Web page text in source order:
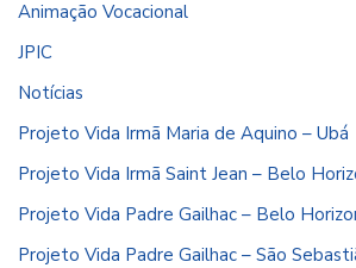
Animação Vocacional
JPIC
Notícias
Projeto Vida Irmã Maria de Aquino – Ubá
Projeto Vida Irmã Saint Jean – Belo
Projeto Vida Padre Gailhac – Belo
Projeto Vida Padre Gailhac – São